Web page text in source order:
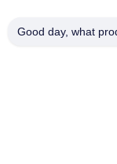
Benz de Delen
Good day, what